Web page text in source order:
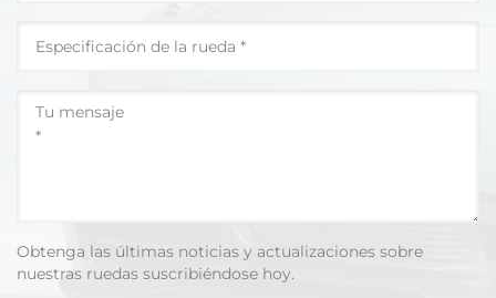
Obtenga las últimas noticias y actualizaciones sobre
nuestras ruedas suscribiéndose hoy.